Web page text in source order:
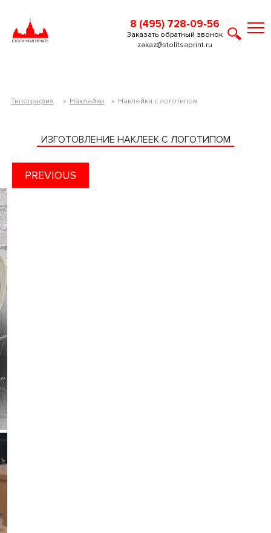
8 (495) 728-09-56
zakaz@stolitsaprint.ru
Заказать обратный звонок
Типография » Наклейки » Наклейки с логотипом
ИЗГОТОВЛЕНИЕ НАКЛЕЕК С ЛОГОТИПОМ
PREVIOUS